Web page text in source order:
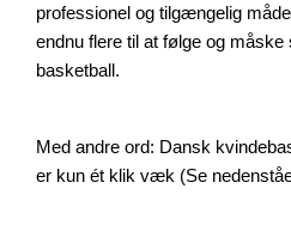
professionel og tilgængelig
endnu flere til at følge og måske
basketball.
Med andre ord: Dansk
er kun ét klik væk (Se